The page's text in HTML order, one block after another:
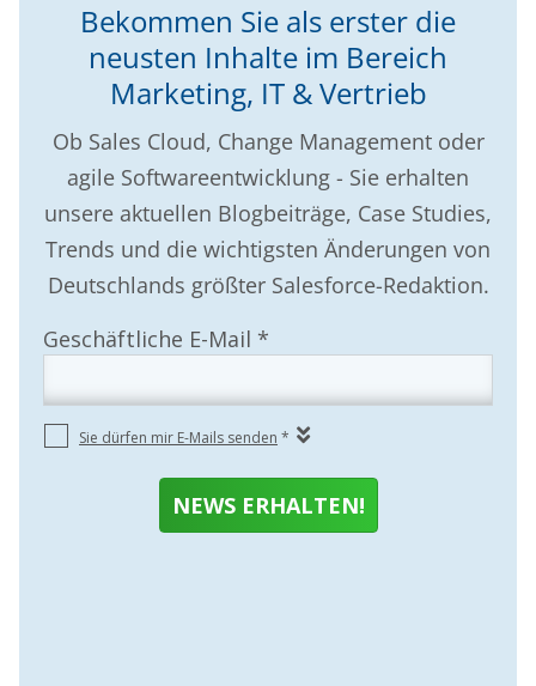
Bekommen Sie als erster die
neusten Inhalte im Bereich
Marketing, IT & Vertrieb
Ob Sales Cloud, Change Management oder
agile Softwareentwicklung - Sie erhalten
unsere aktuellen Blogbeiträge, Case Studies,
Trends und die wichtigsten Änderungen von
Deutschlands größter Salesforce-Redaktion.